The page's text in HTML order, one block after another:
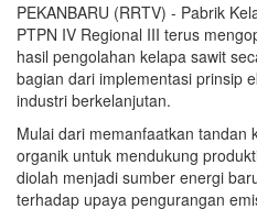
PEKANBARU (RRTV) - Pabrik
PTPN IV Regional III terus
hasil pengolahan kelapa sawit
bagian dari implementasi prinsip
industri berkelanjutan.
Mulai dari memanfaatkan tandan
organik untuk mendukung
diolah menjadi sumber energi
terhadap upaya pengurangan